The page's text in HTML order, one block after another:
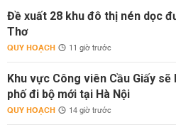
Đề xuất 28 khu đô thị nén dọc
Thơ
QUY HOẠCH 11 giờ trước
Khu vực Công viên Cầu Giấy
phố đi bộ mới tại Hà Nội
QUY HOẠCH 14 giờ trước